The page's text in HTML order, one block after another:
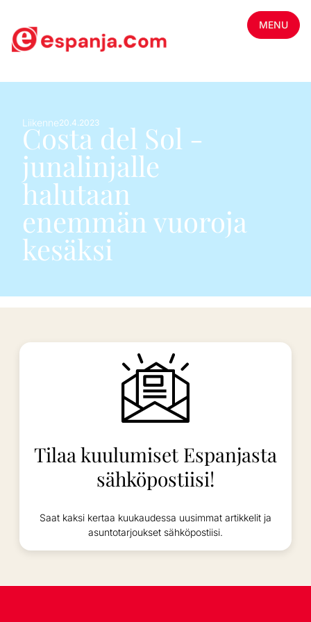
MENU
Liikenne20.4.2023
Costa del Sol -
junalinjalle
halutaan
enemmän vuoroja
kesäksi
Tilaa kuulumiset Espanjasta
sähköpostiisi!
Saat kaksi kertaa kuukaudessa uusimmat artikkelit ja
asuntotarjoukset sähköpostiisi.